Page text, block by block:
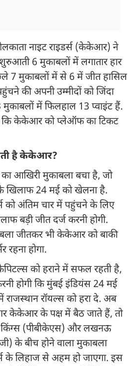
नाइट राइडर्स (केकेआर) ने
6 मुकाबलों में लगातार हार
7 मुकाबलों में से 6 में जीत हासिल
की अपनी उम्मीदों को जिंदा
में फिलहाल 13 प्वाइंट हैं.
केकेआर को प्लेऑफ का टिकट
है केकेआर?
आखिरी मुकाबला बचा है, जो
खिलाफ 24 मई को खेलना है.
को अंतिम चार में पहुंचने के लिए
बड़ी जीत दर्ज करनी होगी.
जीतकर भी केकेआर को बाकी
रहना होगा.
को हराने में सफल रहती है,
होगी कि मुंबई इंडियंस 24 मई
रॉयल्स को हरा दे. अब
केकेआर के पक्ष में बैठ जाते हैं, तो
किंग्स (पीबीकेएस) और लखनऊ
के बीच होने वाला मुकाबला
के लिहाज से अहम हो जाएगा. इस